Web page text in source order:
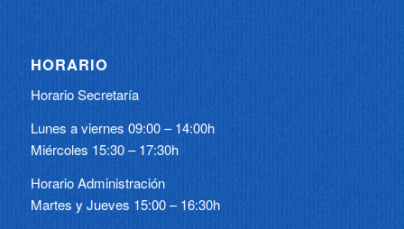
HORARIO
Horario Secretaría
Lunes a viernes 09:00 – 14:00h
Miércoles 15:30 – 17:30h
Horario Administración
Martes y Jueves 15:00 – 16:30h